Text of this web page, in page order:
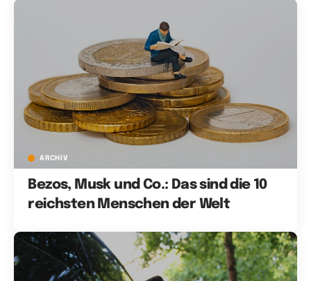
ARCHIV
Bezos, Musk und Co.: Das sind die 10
reichsten Menschen der Welt